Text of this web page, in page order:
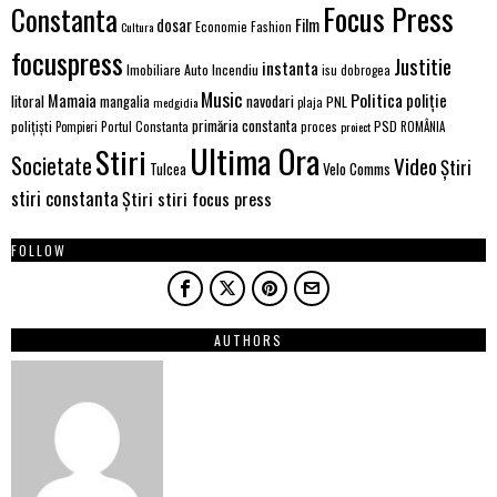
Constanta Cultura dosarEconomie Fashion Film Focus Press
focuspress Imobiliare Auto Incendiu instanta isu dobrogea Justitie
litoral Mamaia mangaliamedgidia Music navodariplaja PNL Politica poliție
polițiști Pompieri Portul Constanta primăria constantaproces proiectPSD ROMÂNIA
SocietateStiri Tulcea Ultima Ora Velo Comms VideoȘtiri
stiri constantaȘtiri stiri focus press
FOLLOW
AUTHORS